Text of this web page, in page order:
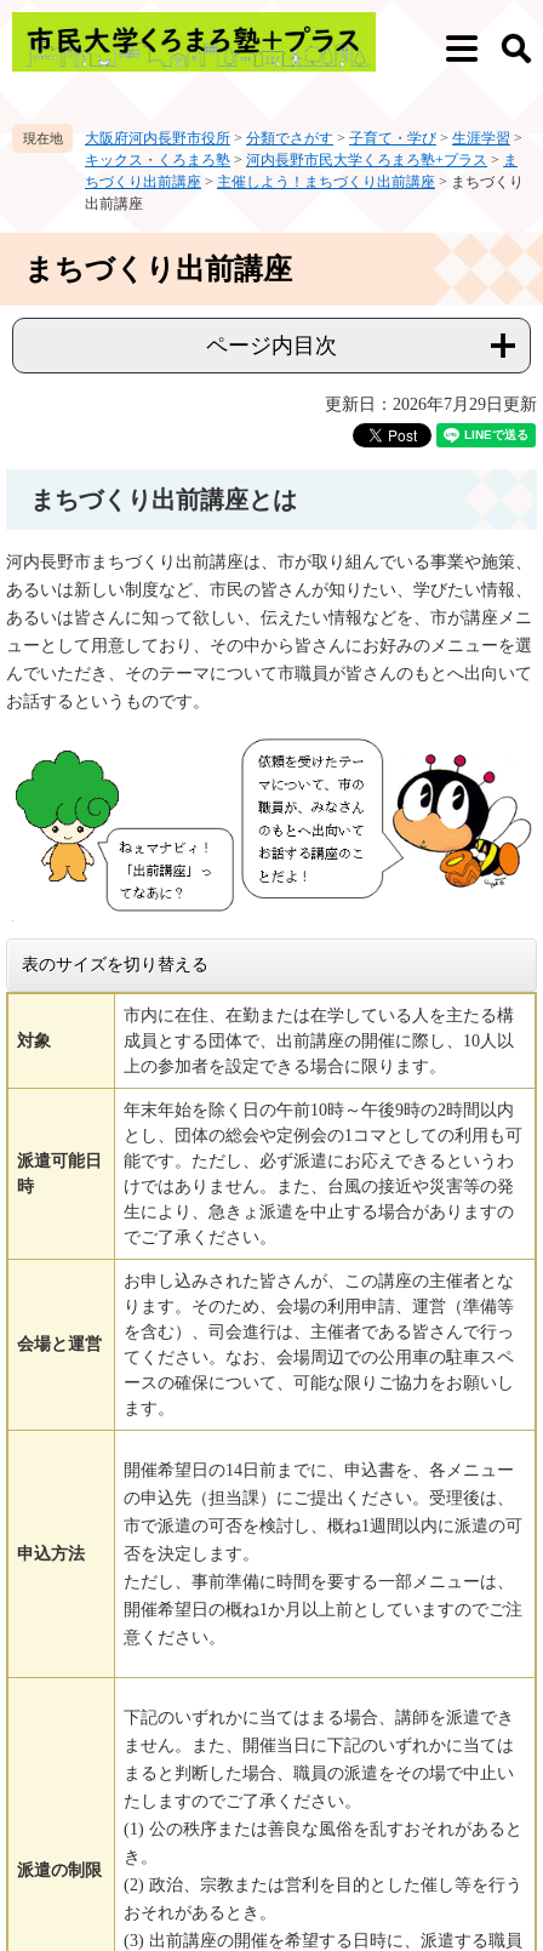
ペ
メ
メ
検
大阪府河内長野市役所 > 分類でさがす > 子育て・学び > 生涯学習 >
キックス・くろまろ塾 > 河内長野市民大学くろまろ塾+プラス > ま
ちづくり出前講座 > 主催しよう！まちづくり出前講座 > まちづくり
出前講座
まちづくり出前講座
ページ内目次
更新日：2026年7月29日更新
まちづくり出前講座とは
河内長野市まちづくり出前講座は、市が取り組んでいる事業や施策、
あるいは新しい制度など、市民の皆さんが知りたい、学びたい情報、
あるいは皆さんに知って欲しい、伝えたい情報などを、市が講座メニ
ューとして用意しており、その中から皆さんにお好みのメニューを選
んでいただき、そのテーマについて市職員が皆さんのもとへ出向いて
お話するというものです。
表のサイズを切り替える
対象
市内に在住、在勤または在学している人を主たる構
成員とする団体で、出前講座の開催に際し、10人以
上の参加者を設定できる場合に限ります。
派遣可能日
時
年末年始を除く日の午前10時～午後9時の2時間以内
とし、団体の総会や定例会の1コマとしての利用も可
能です。ただし、必ず派遣にお応えできるというわ
けではありません。また、台風の接近や災害等の発
生により、急きょ派遣を中止する場合がありますの
でご了承ください。
会場と運営
お申し込みされた皆さんが、この講座の主催者とな
ります。そのため、会場の利用申請、運営（準備等
を含む）、司会進行は、主催者である皆さんで行っ
てください。なお、会場周辺での公用車の駐車スペ
ースの確保について、可能な限りご協力をお願いし
ます。
申込方法
開催希望日の14日前までに、申込書を、各メニュー
の申込先（担当課）にご提出ください。受理後は、
市で派遣の可否を検討し、概ね1週間以内に派遣の可
否を決定します。
ただし、事前準備に時間を要する一部メニューは、
開催希望日の概ね1か月以上前としていますのでご注
意ください。
派遣の制限
下記のいずれかに当てはまる場合、講師を派遣でき
ません。また、開催当日に下記のいずれかに当ては
まると判断した場合、職員の派遣をその場で中止い
たしますのでご了承ください。
(1) 公の秩序または善良な風俗を乱すおそれがあると
き。
(2) 政治、宗教または営利を目的とした催し等を行う
おそれがあるとき。
(3) 出前講座の開催を希望する日時に、派遣する職員